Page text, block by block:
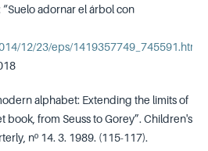
“Suelo adornar el árbol con
12/23/eps/1419357749_745591.html
alphabet: Extending the limits of
from Seuss to Gorey”. Children's
nº 14. 3. 1989. (115-117).